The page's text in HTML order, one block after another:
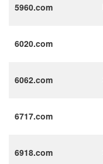
5960.com
6020.com
6062.com
6717.com
6918.com